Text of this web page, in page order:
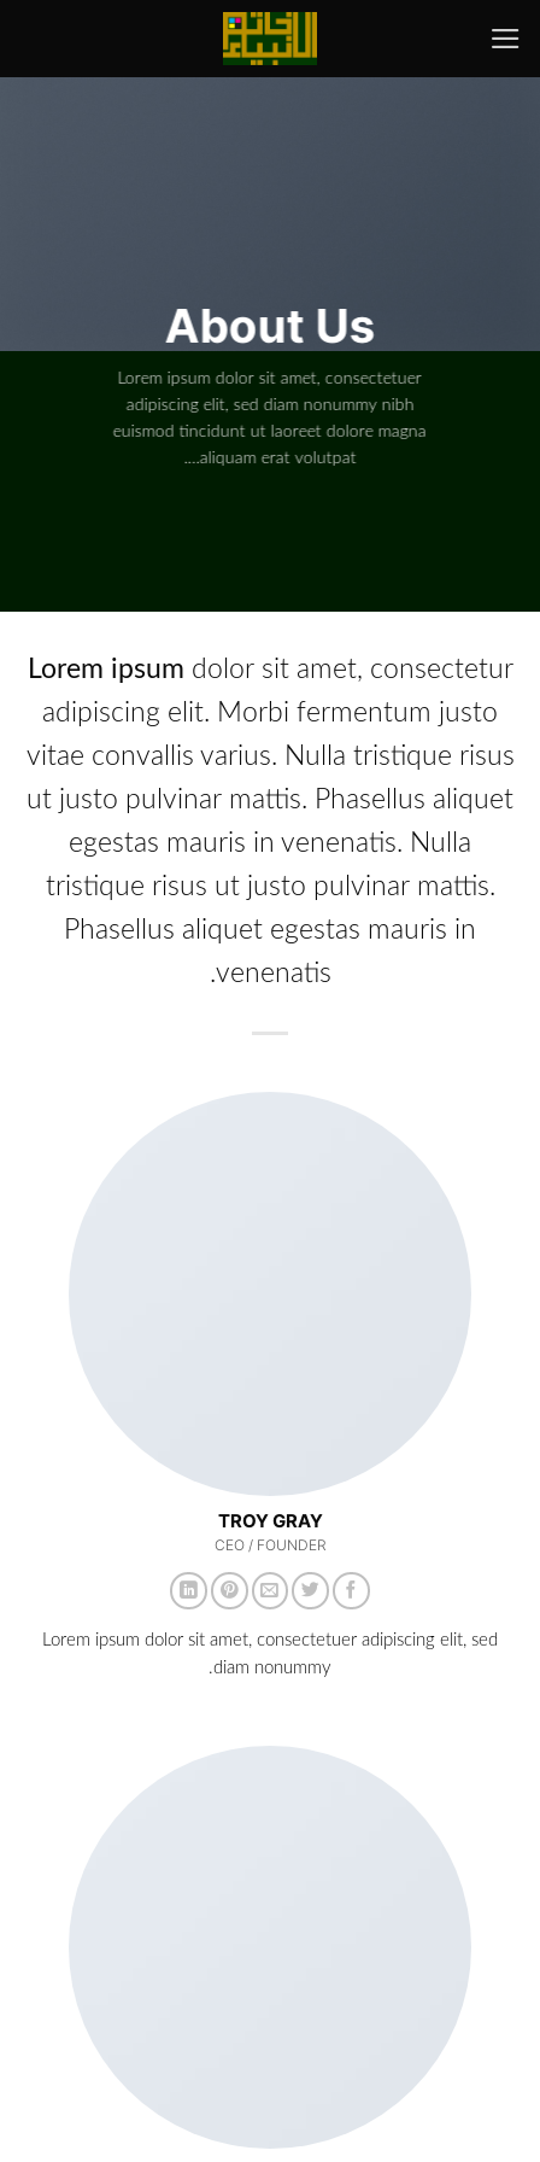
محتوا
About Us
Lorem ipsum dolor sit amet, consectetuer
adipiscing elit, sed diam nonummy nibh
euismod tincidunt ut laoreet dolore magna
aliquam erat volutpat….
Lorem ipsum dolor sit amet, consectetur
adipiscing elit. Morbi fermentum justo
vitae convallis varius. Nulla tristique risus
ut justo pulvinar mattis. Phasellus aliquet
egestas mauris in venenatis. Nulla
tristique risus ut justo pulvinar mattis.
Phasellus aliquet egestas mauris in
venenatis.
TROY GRAY
CEO / FOUNDER
Lorem ipsum dolor sit amet, consectetuer adipiscing elit, sed
diam nonummy.